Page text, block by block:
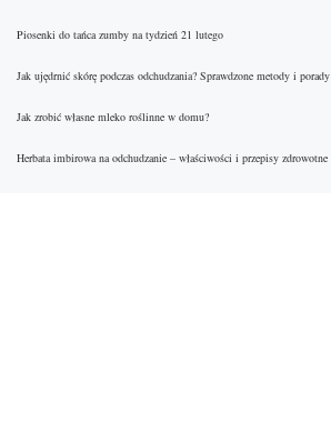
Piosenki do tańca zumby na tydzień 21 lutego
Jak ujędrnić skórę podczas odchudzania? Sprawdzone metody i porady
Jak zrobić własne mleko roślinne w domu?
Herbata imbirowa na odchudzanie – właściwości i przepisy zdrowotne